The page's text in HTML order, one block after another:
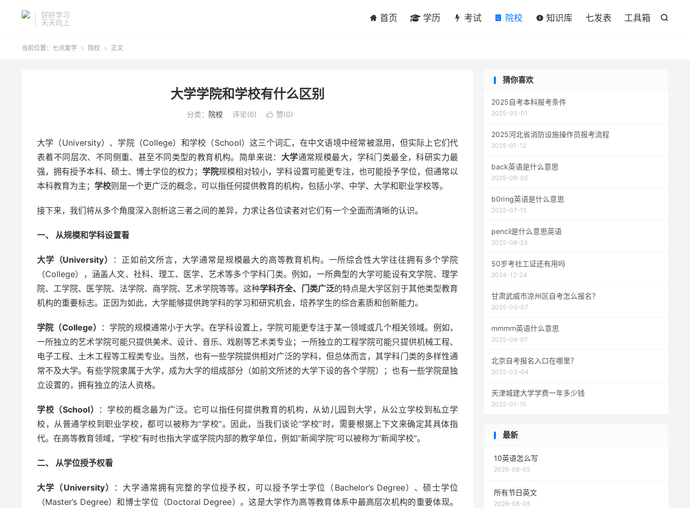
好好学习
天天向上

首页 学历 考试 院校 知识库 七发表 工具箱
当前位置： 七点爱学  院校  正文
大学学院和学校有什么区别
分类： 院校 评论(0)  赞(0)
大学（University）、学院（College）和学校（School）这三个词汇，在中文语境中经常被混用，但实际上它们代
表着不同层次、不同侧重、甚至不同类型的教育机构。简单来说： 大学通常规模最大，学科门类最全，科研实力最
强，拥有授予本科、硕士、博士学位的权力； 学院规模相对较小，学科设置可能更专注，也可能授予学位，但通常以
本科教育为主； 学校则是一个更广泛的概念，可以指任何提供教育的机构，包括小学、中学、大学和职业学校等。
接下来，我们将从多个角度深入剖析这三者之间的差异，力求让各位读者对它们有一个全面而清晰的认识。
一、 从规模和学科设置看
大学（University）
：正如前文所言，大学通常是规模最大的高等教育机构。一所综合性大学往往拥有多个学院
（College），涵盖人文、社科、理工、医学、艺术等多个学科门类。例如，一所典型的大学可能设有文学院、理学
院、工学院、医学院、法学院、商学院、艺术学院等等。这种学科齐全、门类广泛的特点是大学区别于其他类型教育
机构的重要标志。正因为如此，大学能够提供跨学科的学习和研究机会，培养学生的综合素质和创新能力。
学院（College）
：学院的规模通常小于大学。在学科设置上，学院可能更专注于某一领域或几个相关领域。例如，
一所独立的艺术学院可能只提供美术、设计、音乐、戏剧等艺术类专业；一所独立的工程学院可能只提供机械工程、
电子工程、土木工程等工程类专业。当然，也有一些学院提供相对广泛的学科，但总体而言，其学科门类的多样性通
常不及大学。有些学院隶属于大学，成为大学的组成部分（如前文所述的大学下设的各个学院）；也有一些学院是独
立设置的，拥有独立的法人资格。
学校（School）
：学校的概念最为广泛。它可以指任何提供教育的机构，从幼儿园到大学，从公立学校到私立学
校，从普通学校到职业学校，都可以被称为“学校”。因此，当我们谈论“学校”时，需要根据上下文来确定其具体指
代。在高等教育领域，“学校”有时也指大学或学院内部的教学单位，例如“新闻学院”可以被称为“新闻学校”。
二、 从学位授予权看
大学（University）
：大学通常拥有完整的学位授予权，可以授予学士学位（Bachelor’s Degree）、硕士学位
（Master’s Degree）和博士学位（Doctoral Degree）。这是大学作为高等教育体系中最高层次机构的重要体现。
猜你喜欢
2025自考本科报考条件
2025-03-01
2025河北省消防设施操作员报考流程
2025-01-12
back英语是什么意思
2025-08-05
b0rⅰng英语是什么意思
2025-07-15
pencil是什么意思英语
2025-08-23
50岁考社工证还有用吗
2024-12-24
甘肃武威市凉州区自考怎么报名？
2025-03-07
mmmm英语什么意思
2025-09-07
北京自考报名入口在哪里？
2025-03-04
天津城建大学学费一年多少钱
2025-01-15
最新
10英语怎么写
2026-08-05
所有节日英文
2026-08-05